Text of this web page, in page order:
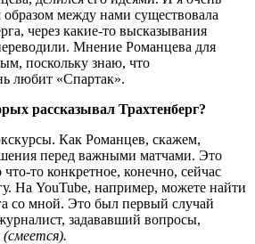
образом между нами существовала
через какие-то высказывания
Мнение Романцева для
поскольку знаю, что
любит «Спартак».
рассказывал Трахтенберг?
Как Романцев, скажем,
перед важными матчами. Это
то конкретное, конечно, сейчас
На YouTube, например, можете найти
со мной. Это был первый случай
задававший вопросы,
(смеется).